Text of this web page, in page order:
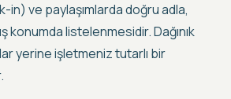
in) ve paylaşımlarda doğru adla,
konumda listelenmesidir. Dağınık
yerine işletmeniz tutarlı bir